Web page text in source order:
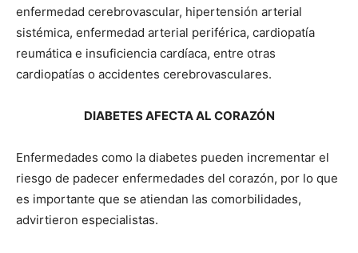
enfermedad cerebrovascular, hipertensión arterial
sistémica, enfermedad arterial periférica, cardiopatía
reumática e insuficiencia cardíaca, entre otras
cardiopatías o accidentes cerebrovasculares.
DIABETES AFECTA AL CORAZÓN
Enfermedades como la diabetes pueden incrementar el
riesgo de padecer enfermedades del corazón, por lo que
es importante que se atiendan las comorbilidades,
advirtieron especialistas.